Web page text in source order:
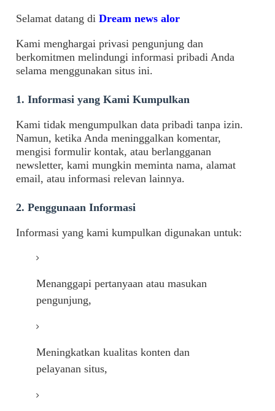
Selamat datang di Dream news alor
Kami menghargai privasi pengunjung dan
berkomitmen melindungi informasi pribadi Anda
selama menggunakan situs ini.
1. Informasi yang Kami Kumpulkan
Kami tidak mengumpulkan data pribadi tanpa izin.
Namun, ketika Anda meninggalkan komentar,
mengisi formulir kontak, atau berlangganan
newsletter, kami mungkin meminta nama, alamat
email, atau informasi relevan lainnya.
2. Penggunaan Informasi
Informasi yang kami kumpulkan digunakan untuk:
Menanggapi pertanyaan atau masukan
pengunjung,
Meningkatkan kualitas konten dan
pelayanan situs,